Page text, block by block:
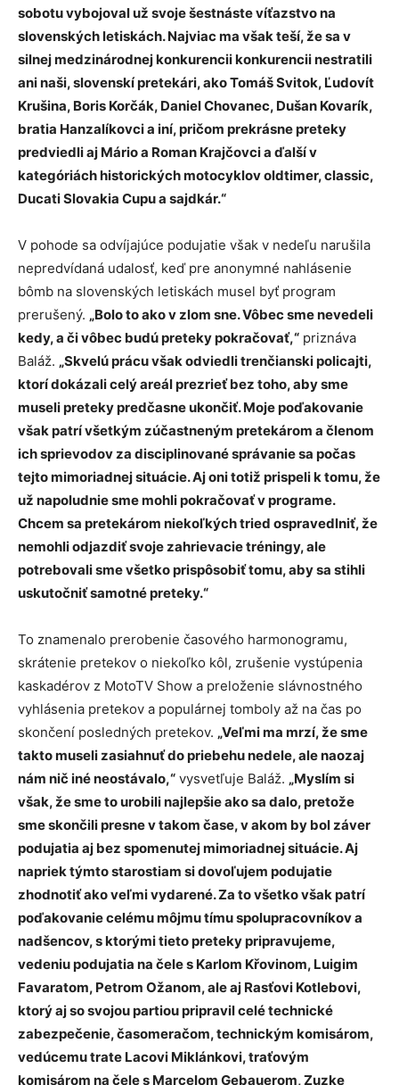
sobotu vybojoval už svoje šestnáste víťazstvo na
slovenských letiskách. Najviac ma však teší, že sa v
silnej medzinárodnej konkurencii konkurencii nestratili
ani naši, slovenskí pretekári, ako Tomáš Svitok, Ľudovít
Krušina, Boris Korčák, Daniel Chovanec, Dušan Kovarík,
bratia Hanzalíkovci a iní, pričom prekrásne preteky
predviedli aj Mário a Roman Krajčovci a ďalší v
kategóriách historických motocyklov oldtimer, classic,
Ducati Slovakia Cupu a sajdkár.“
V pohode sa odvíjajúce podujatie však v nedeľu narušila
nepredvídaná udalosť, keď pre anonymné nahlásenie
bômb na slovenských letiskách musel byť program
prerušený. „Bolo to ako v zlom sne. Vôbec sme nevedeli
kedy, a či vôbec budú preteky pokračovať,“ priznáva
Baláž. „Skvelú prácu však odviedli trenčianski policajti,
ktorí dokázali celý areál prezrieť bez toho, aby sme
museli preteky predčasne ukončiť. Moje poďakovanie
však patrí všetkým zúčastneným pretekárom a členom
ich sprievodov za disciplinované správanie sa počas
tejto mimoriadnej situácie. Aj oni totiž prispeli k tomu, že
už napoludnie sme mohli pokračovať v programe.
Chcem sa pretekárom niekoľkých tried ospravedlniť, že
nemohli odjazdiť svoje zahrievacie tréningy, ale
potrebovali sme všetko prispôsobiť tomu, aby sa stihli
uskutočniť samotné preteky.“
To znamenalo prerobenie časového harmonogramu,
skrátenie pretekov o niekoľko kôl, zrušenie vystúpenia
kaskadérov z MotoTV Show a preloženie slávnostného
vyhlásenia pretekov a populárnej tomboly až na čas po
skončení posledných pretekov. „Veľmi ma mrzí, že sme
takto museli zasiahnuť do priebehu nedele, ale naozaj
nám nič iné neostávalo,“ vysvetľuje Baláž. „Myslím si
však, že sme to urobili najlepšie ako sa dalo, pretože
sme skončili presne v takom čase, v akom by bol záver
podujatia aj bez spomenutej mimoriadnej situácie. Aj
napriek týmto starostiam si dovoľujem podujatie
zhodnotiť ako veľmi vydarené. Za to všetko však patrí
poďakovanie celému môjmu tímu spolupracovníkov a
nadšencov, s ktorými tieto preteky pripravujeme,
vedeniu podujatia na čele s Karlom Křovinom, Luigim
Favaratom, Petrom Ožanom, ale aj Rasťovi Kotlebovi,
ktorý aj so svojou partiou pripravil celé technické
zabezpečenie, časomeračom, technickým komisárom,
vedúcemu trate Lacovi Miklánkovi, traťovým
komisárom na čele s Marcelom Gebauerom, Zuzke